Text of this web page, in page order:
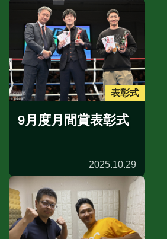
表彰式
9月度月間賞表彰式
2025.10.29